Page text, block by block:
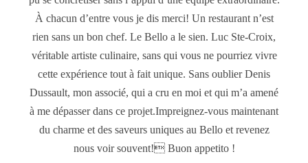
À chacun d’entre vous je dis merci! Un restaurant n’est
rien sans un bon chef. Le Bello a le sien. Luc Ste-Croix,
véritable artiste culinaire, sans qui vous ne pourriez vivre
cette expérience tout à fait unique. Sans oublier Denis
Dussault, mon associé, qui a cru en moi et qui m’a amené
à me dépasser dans ce projet.Impreignez-vous maintenant
du charme et des saveurs uniques au Bello et revenez
nous voir souvent! Buon appetito !